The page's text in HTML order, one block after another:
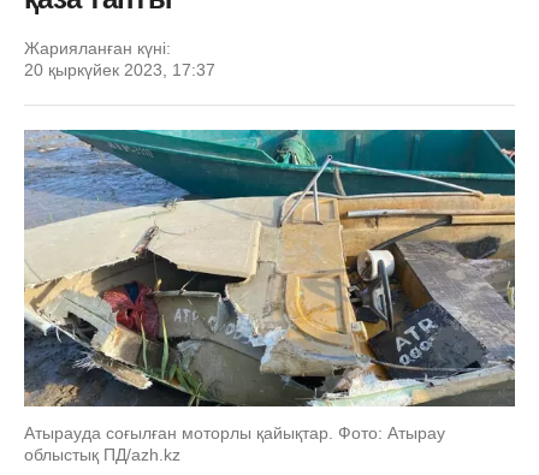
Жарияланған күні:
20 қыркүйек 2023, 17:37
Атырауда соғылған моторлы қайықтар. Фото: Атырау
облыстық ПД/azh.kz